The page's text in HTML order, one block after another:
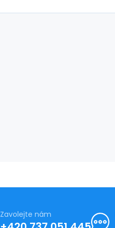
Zavolejte nám